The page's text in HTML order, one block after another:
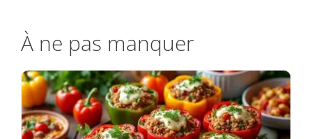
À ne pas manquer